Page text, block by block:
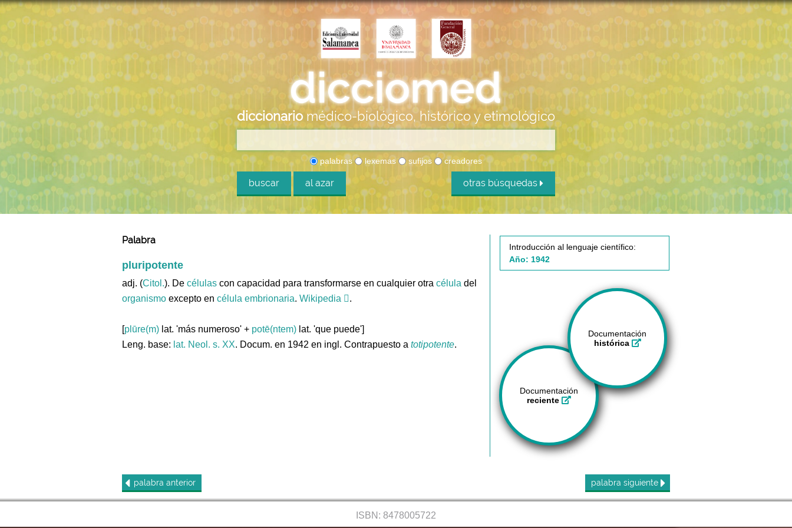
diccionario médico-biológico, histórico y etimológico
palabras lexemas sufijos creadores
buscar al azar otras búsquedas
Palabra
pluripotente
adj. (Citol.). De células con capacidad para transformarse en cualquier otra célula del
organismo excepto en célula embrionaria. Wikipedia .
[plūre(m) lat. 'más numeroso' + potē(ntem) lat. 'que puede']
Leng. base: lat. Neol. s. XX. Docum. en 1942 en ingl. Contrapuesto a totipotente.
Introducción al lenguaje científico:
Año: 1942
Documentación
histórica
Documentación
reciente
palabra anterior palabra siguiente
ISBN: 8478005722